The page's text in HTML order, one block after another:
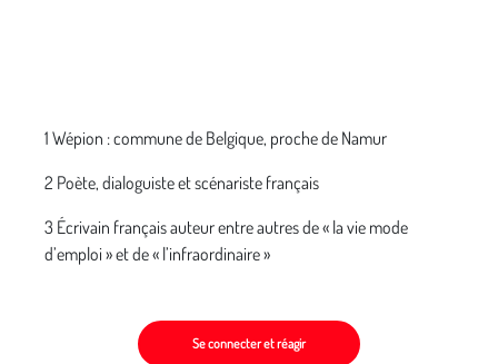
1 Wépion : commune de Belgique, proche de Namur
2 Poète, dialoguiste et scénariste français
3 Écrivain français auteur entre autres de « la vie mode
d’emploi » et de « l’infraordinaire »
Se connecter et réagir